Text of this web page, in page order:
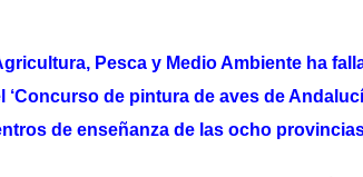
Pesca y Medio Ambiente ha
‘Concurso de pintura de aves de
de enseñanza de las ocho